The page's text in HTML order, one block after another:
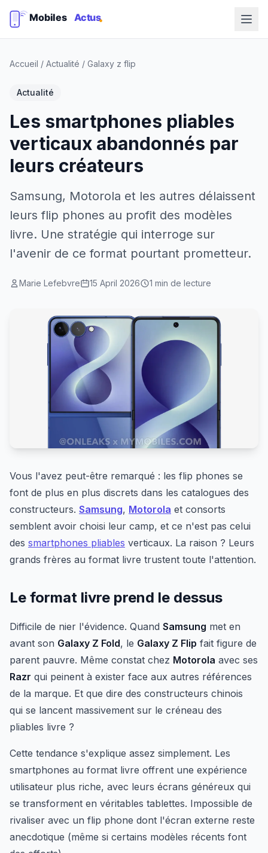
Accueil / Actualité / Galaxy z flip
Actualité
Les smartphones pliables
verticaux abandonnés par
leurs créateurs
Samsung, Motorola et les autres délaissent
leurs flip phones au profit des modèles
livre. Une stratégie qui interroge sur
l'avenir de ce format pourtant prometteur.
Marie Lefebvre 15 April 2026 1 min de lecture
Vous l'avez peut-être remarqué : les flip phones se
font de plus en plus discrets dans les catalogues des
constructeurs. Samsung, Motorola et consorts
semblent avoir choisi leur camp, et ce n'est pas celui
des smartphones pliables verticaux. La raison ? Leurs
grands frères au format livre trustent toute l'attention.
Le format livre prend le dessus
Difficile de nier l'évidence. Quand Samsung met en
avant son Galaxy Z Fold, le Galaxy Z Flip fait figure de
parent pauvre. Même constat chez Motorola avec ses
Razr qui peinent à exister face aux autres références
de la marque. Et que dire des constructeurs chinois
qui se lancent massivement sur le créneau des
pliables livre ?
Cette tendance s'explique assez simplement. Les
smartphones au format livre offrent une expérience
utilisateur plus riche, avec leurs écrans généreux qui
se transforment en véritables tablettes. Impossible de
rivaliser avec un flip phone dont l'écran externe reste
anecdotique (même si certains modèles récents font